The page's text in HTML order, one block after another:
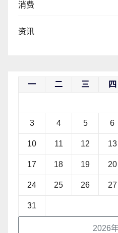
消费
资讯
2026
一 二 三 四
3 4 5 6
10 11 12 13
17 18 19 20
24 25 26 27
31